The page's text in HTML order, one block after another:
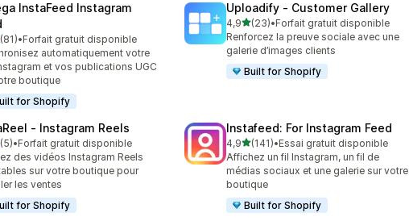
InstaFeed Instagram
sur 5
(81)au total
•Forfait gratuit disponible
automatiquement votre
et vos publications UGC
boutique
for Shopify
Uploadify ‑ Customer Gallery
4,9étoile(s) sur 5
(23)
23 avis au total
•Forfait gratuit disponible
Renforcez la preuve sociale avec une
galerie d’images clients
Built for Shopify
‑ Instagram Reels
sur 5
(5)au total
•Forfait gratuit disponible
des vidéos Instagram Reels
sur votre boutique pour
les ventes
for Shopify
Instafeed: For Instagram Feed
4,9étoile(s) sur 5
(141)
141 avis au total
•Essai gratuit disponible
Affichez un fil Instagram, un fil de
médias sociaux et une galerie sur votre
boutique
Built for Shopify